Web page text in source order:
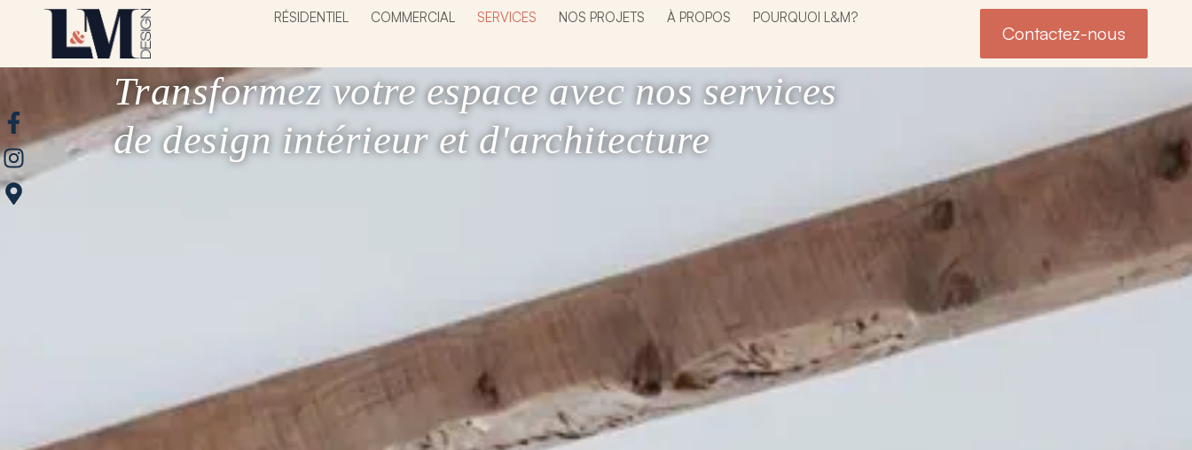
RÉSIDENTIEL COMMERCIAL SERVICES NOS PROJETS À PROPOS POURQUOI L&M?
Contactez-nous
Transformez votre espace avec nos services
de design intérieur et d'architecture